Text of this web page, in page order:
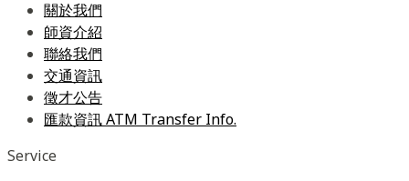
關於我們
師資介紹
聯絡我們
交通資訊
徵才公告
匯款資訊 ATM Transfer Info.
Service